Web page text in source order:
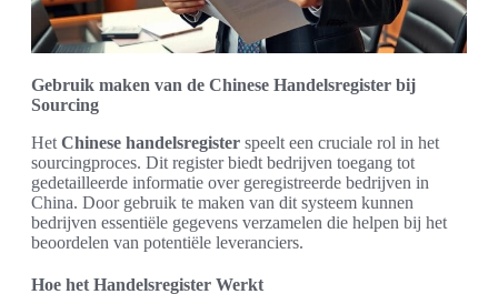
Gebruik maken van de Chinese Handelsregister bij
Sourcing
Het Chinese handelsregister speelt een cruciale rol in het
sourcingproces. Dit register biedt bedrijven toegang tot
gedetailleerde informatie over geregistreerde bedrijven in
China. Door gebruik te maken van dit systeem kunnen
bedrijven essentiële gegevens verzamelen die helpen bij het
beoordelen van potentiële leveranciers.
Hoe het Handelsregister Werkt